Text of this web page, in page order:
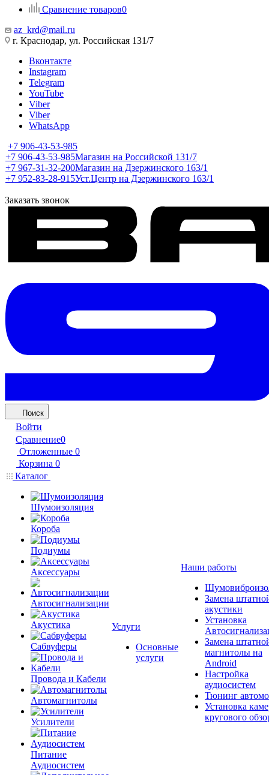
Сравнение товаров0
az_krd@mail.ru
г. Краснодар, ул. Российская 131/7
Вконтакте
Instagram
Telegram
YouTube
Viber
Viber
WhatsApp
+7 906-43-53-985
+7 906-43-53-985Магазин на Российской 131/7
+7 967-31-32-200Магазин на Дзержинского 163/1
+7 952-83-28-915Уст.Центр на Дзержинского 163/1
Заказать звонок
Поиск
Войти
Сравнение0
Отложенные 0
Корзина 0
Каталог
Шумоизоляция
Короба
Подиумы
Аксессуары
Автосигнализации
Акустика
Сабвуферы
Провода и Кабели
Автомагнитолы
Усилители
Питание
Аудиосистем
Услуги
Основные
услуги
Наши работы
Замена
акустики
Установка
Замена
магнитолы на
Android
Настройка
аудиосистем
Тюнинг
Установка
кругового